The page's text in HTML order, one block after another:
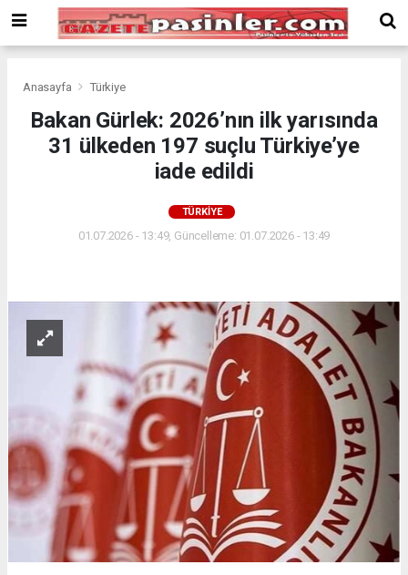
Bonusu
Veren
deneme
Anasayfa Türkiye
Bakan Gürlek: 2026’nın ilk yarısında
31 ülkeden 197 suçlu Türkiye’ye
iade edildi
TÜRKIYE
01.07.2026 - 13:49, Güncelleme: 01.07.2026 - 13:49